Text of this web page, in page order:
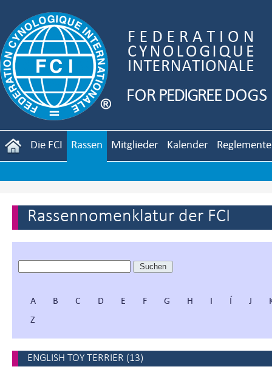
Die FCI Rassen Mitglieder Kalender Reglemente
Rassennomenklatur der FCI
A B C D E F G H I Í J
Z
ENGLISH TOY TERRIER (13)